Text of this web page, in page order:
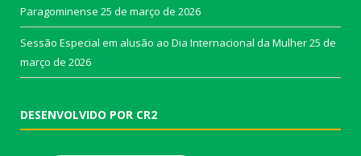
Paragominense 25 de março de 2026
Sessão Especial em alusão ao Dia Internacional da Mulher25 de
março de 2026
DESENVOLVIDO POR CR2